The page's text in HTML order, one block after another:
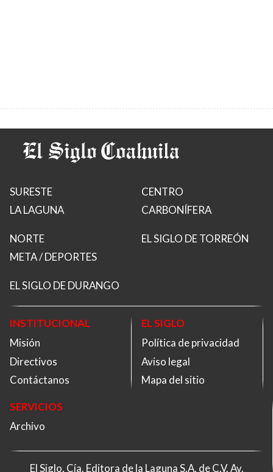
SURESTE
LA LAGUNA
CENTRO
CARBONÍFERA
NORTE
META / DEPORTES
EL SIGLO DE TORREÓN
EL SIGLO DE DURANGO
INSTITUCIONAL
Misión
Directivos
Contáctanos
EL SIGLO
Política de privacidad
Aviso legal
Mapa del sitio
SERVICIOS
Archivo
El Siglo, Cía. Editora de la Laguna S.A. de C.V. Av.